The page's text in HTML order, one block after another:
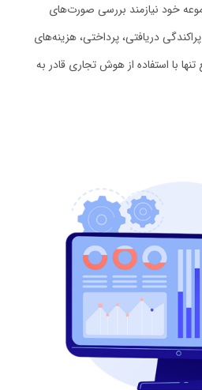
خود نیازمند بررسی صورت‌های
دریافتی، پرداختی، هزینه‌های
با استفاده از هوش تجاری قادر به